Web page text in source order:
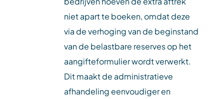
niet apart te boeken, omdat deze
via de verhoging van de beginstand
van de belastbare reserves op het
aangifteformulier wordt verwerkt.
Dit maakt de administratieve
afhandeling eenvoudiger en